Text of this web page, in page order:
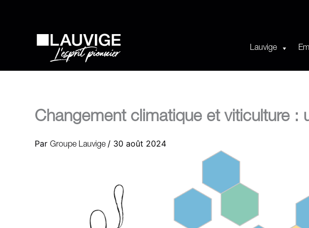
Lauvige
Changement climatique et viticulture :
Par Groupe Lauvige / 30 août 2024